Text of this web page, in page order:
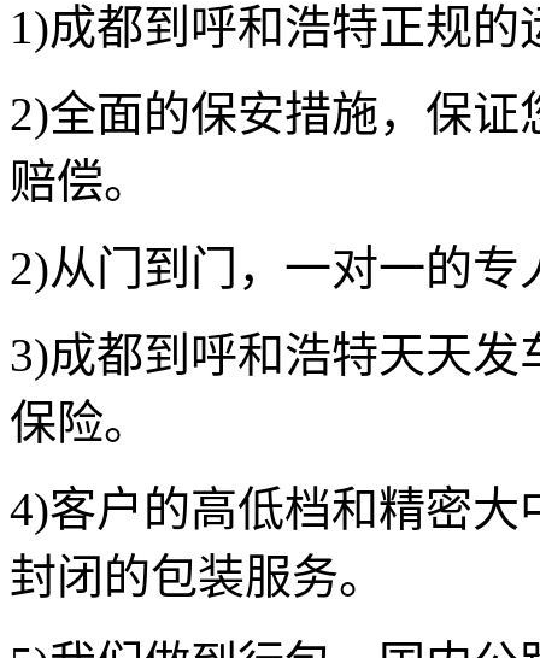
1)成都到呼和浩特正规的
2)全面的保安措施，保
赔偿。
2)从门到门，一对一的专
3)成都到呼和浩特天天发
保险。
4)客户的高低档和精密
封闭的包装服务。